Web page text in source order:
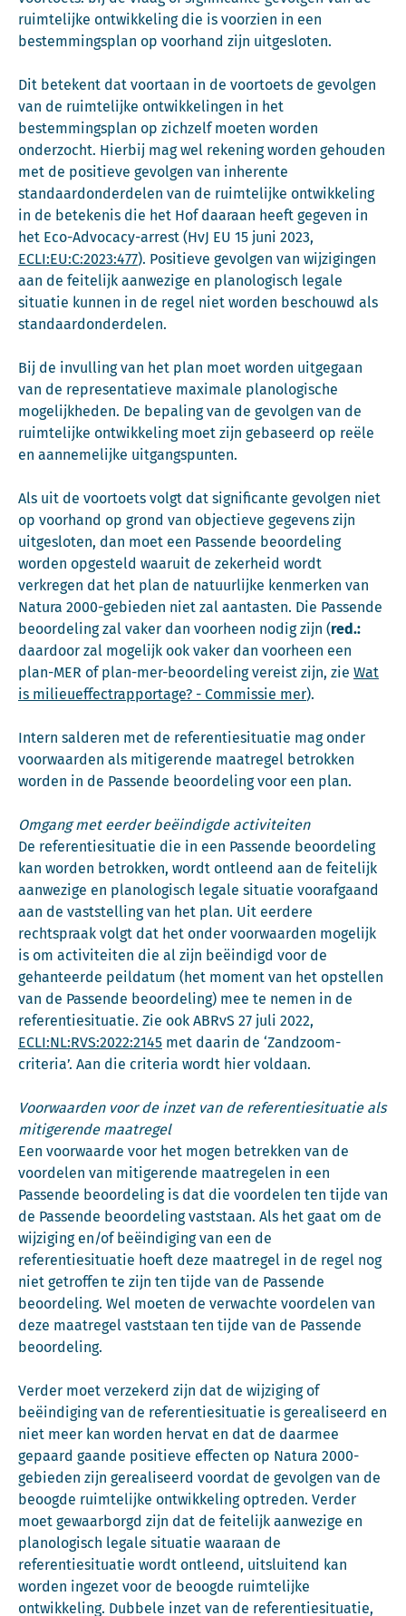
ruimtelijke ontwikkeling die is voorzien in een
bestemmingsplan op voorhand zijn uitgesloten.
Dit betekent dat voortaan in de voortoets de gevolgen
van de ruimtelijke ontwikkelingen in het
bestemmingsplan op zichzelf moeten worden
onderzocht. Hierbij mag wel rekening worden gehouden
met de positieve gevolgen van inherente
standaardonderdelen van de ruimtelijke ontwikkeling
in de betekenis die het Hof daaraan heeft gegeven in
het Eco-Advocacy-arrest (HvJ EU 15 juni 2023,
ECLI:EU:C:2023:477). Positieve gevolgen van wijzigingen
aan de feitelijk aanwezige en planologisch legale
situatie kunnen in de regel niet worden beschouwd als
standaardonderdelen.
Bij de invulling van het plan moet worden uitgegaan
van de representatieve maximale planologische
mogelijkheden. De bepaling van de gevolgen van de
ruimtelijke ontwikkeling moet zijn gebaseerd op reële
en aannemelijke uitgangspunten.
Als uit de voortoets volgt dat significante gevolgen niet
op voorhand op grond van objectieve gegevens zijn
uitgesloten, dan moet een Passende beoordeling
worden opgesteld waaruit de zekerheid wordt
verkregen dat het plan de natuurlijke kenmerken van
Natura 2000-gebieden niet zal aantasten. Die Passende
beoordeling zal vaker dan voorheen nodig zijn (red.:
daardoor zal mogelijk ook vaker dan voorheen een
plan-MER of plan-mer-beoordeling vereist zijn, zie Wat
is milieueffectrapportage? - Commissie mer).
Intern salderen met de referentiesituatie mag onder
voorwaarden als mitigerende maatregel betrokken
worden in de Passende beoordeling voor een plan.
Omgang met eerder beëindigde activiteiten
De referentiesituatie die in een Passende beoordeling
kan worden betrokken, wordt ontleend aan de feitelijk
aanwezige en planologisch legale situatie voorafgaand
aan de vaststelling van het plan. Uit eerdere
rechtspraak volgt dat het onder voorwaarden mogelijk
is om activiteiten die al zijn beëindigd voor de
gehanteerde peildatum (het moment van het opstellen
van de Passende beoordeling) mee te nemen in de
referentiesituatie. Zie ook ABRvS 27 juli 2022,
ECLI:NL:RVS:2022:2145 met daarin de ‘Zandzoom-
criteria’. Aan die criteria wordt hier voldaan.
Voorwaarden voor de inzet van de referentiesituatie als
mitigerende maatregel
Een voorwaarde voor het mogen betrekken van de
voordelen van mitigerende maatregelen in een
Passende beoordeling is dat die voordelen ten tijde van
de Passende beoordeling vaststaan. Als het gaat om de
wijziging en/of beëindiging van een de
referentiesituatie hoeft deze maatregel in de regel nog
niet getroffen te zijn ten tijde van de Passende
beoordeling. Wel moeten de verwachte voordelen van
deze maatregel vaststaan ten tijde van de Passende
beoordeling.
Verder moet verzekerd zijn dat de wijziging of
beëindiging van de referentiesituatie is gerealiseerd en
niet meer kan worden hervat en dat de daarmee
gepaard gaande positieve effecten op Natura 2000-
gebieden zijn gerealiseerd voordat de gevolgen van de
beoogde ruimtelijke ontwikkeling optreden. Verder
moet gewaarborgd zijn dat de feitelijk aanwezige en
planologisch legale situatie waaraan de
referentiesituatie wordt ontleend, uitsluitend kan
worden ingezet voor de beoogde ruimtelijke
ontwikkeling. Dubbele inzet van de referentiesituatie,